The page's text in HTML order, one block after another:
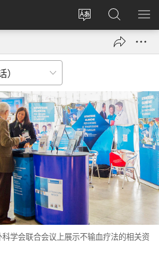
更
言
登
录
（打
口）
搜
索
JW.ORG
显
学会联合会议上展示不输血疗法的相关资